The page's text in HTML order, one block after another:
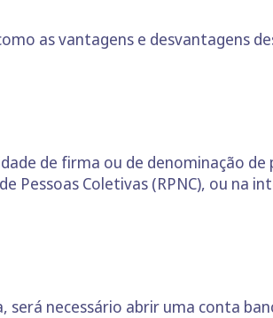
as vantagens e desvantagens
de firma ou de denominação de
Pessoas Coletivas (RPNC), ou na
necessário abrir uma conta